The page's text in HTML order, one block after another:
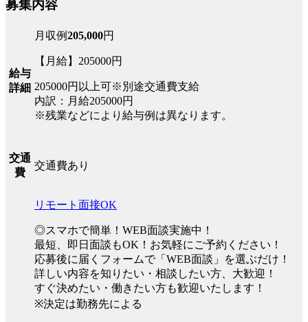
募集内容
給与
詳細
月収例205,000円
【月給】205000円
205000円以上可※別途交通費支給
内訳：月給205000円
※残業などにより給与例は異なります。
交通
費
交通費あり
リモート面接OK
◎スマホで簡単！WEB面談実施中！
最短、即日面談もOK！お気軽にご予約ください！
応募後に届くフォームで「WEB面談」を選ぶだけ！
詳しい内容を知りたい・相談したい方、大歓迎！
すぐ決めたい・働きたい方も歓迎いたします！
※決定は勤務先による